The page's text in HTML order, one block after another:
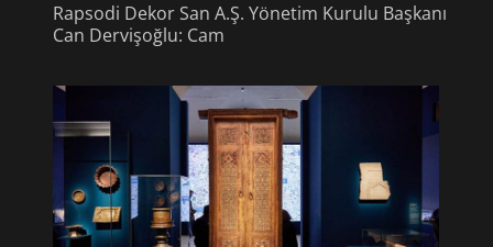
Rapsodi Dekor San A.Ş. Yönetim Kurulu Başkanı
Can Dervişoğlu: Cam